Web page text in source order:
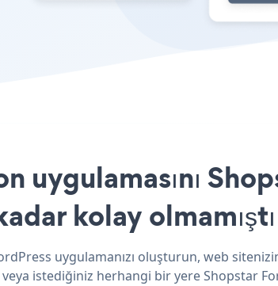
uygulamasını
kolay olmamıştı
uygulamanızı oluşturun, web
istediğiniz herhangi bir yere Shopstar